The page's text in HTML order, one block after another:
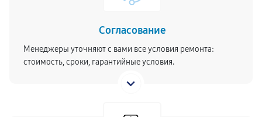
Согласование
Менеджеры уточняют с вами все условия ремонта:
стоимость, сроки, гарантийные условия.